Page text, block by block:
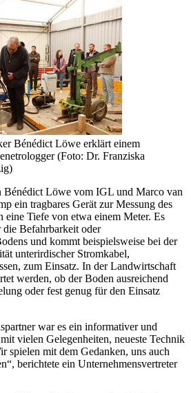
Bénédict Löwe erklärt einem
(Foto: Dr. Franziska
Bénédict Löwe vom IGL und Marco van
ein tragbares Gerät zur Messung des
eine Tiefe von etwa einem Meter. Es
die Befahrbarkeit oder
und kommt beispielsweise bei der
unterirdischer Stromkabel,
zum Einsatz. In der Landwirtschaft
werden, ob der Boden ausreichend
oder fest genug für den Einsatz
war es ein informativer und
vielen Gelegenheiten, neueste Technik
spielen mit dem Gedanken, uns auch
berichtete ein Unternehmensvertreter